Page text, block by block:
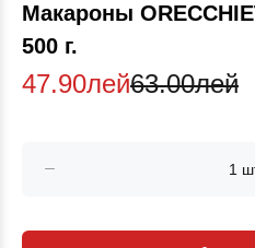
Макароны
500 г.
47.90лей63.00лей